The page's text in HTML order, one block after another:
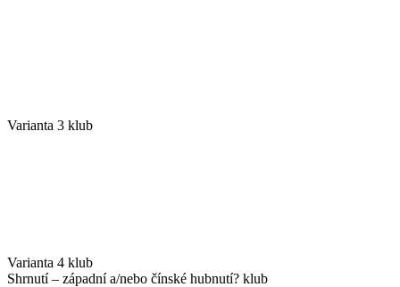
Varianta 3 klub
Varianta 4 klub
Shrnutí – západní a/nebo čínské hubnutí? klub